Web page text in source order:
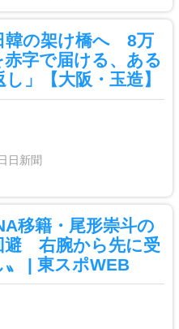
韓の架け橋へ 8万
字で届ける、ある
」【大阪・玉造】
日新聞
移籍・尾形崇斗の
避 右腕から先に受
| 東スポWEB